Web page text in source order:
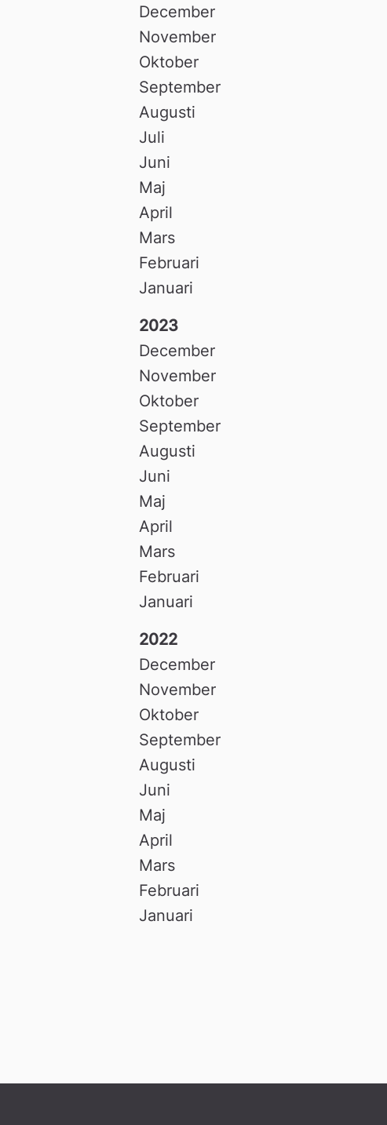
December
November
Oktober
September
Augusti
Juli
Juni
Maj
April
Mars
Februari
Januari
2023
December
November
Oktober
September
Augusti
Juni
Maj
April
Mars
Februari
Januari
2022
December
November
Oktober
September
Augusti
Juni
Maj
April
Mars
Februari
Januari